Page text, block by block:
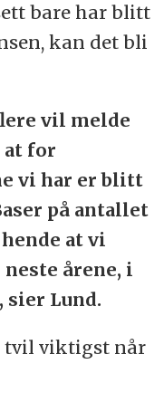
bare har blitt
kan det bli
vil melde
at for
vi har er blitt
på antallet
at vi
årene, i
Lund.
tvil viktigst når